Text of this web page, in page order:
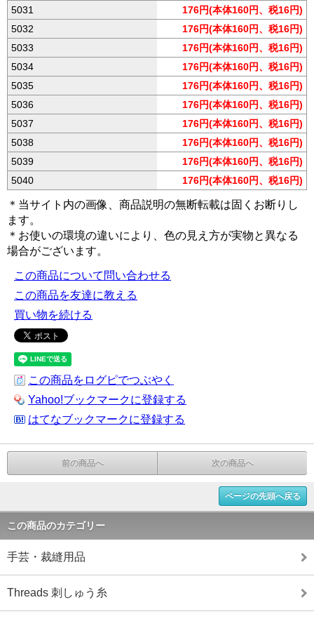
5031
176円(本体160円、税16円)
5032
176円(本体160円、税16円)
5033
176円(本体160円、税16円)
5034
176円(本体160円、税16円)
5035
176円(本体160円、税16円)
5036
176円(本体160円、税16円)
5037
176円(本体160円、税16円)
5038
176円(本体160円、税16円)
5039
176円(本体160円、税16円)
5040
176円(本体160円、税16円)
＊当サイト内の画像、商品説明の無断転載は固くお断りし
ます。
＊お使いの環境の違いにより、色の見え方が実物と異なる
場合がございます。
この商品について問い合わせる
この商品を友達に教える
買い物を続ける
この商品をログピでつぶやく
Yahoo!ブックマークに登録する
はてなブックマークに登録する
前の商品へ 次の商品へ
ページの先頭へ戻る
この商品のカテゴリー
手芸・裁縫用品
Threads 刺しゅう糸